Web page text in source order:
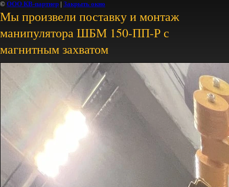
© ООО КВ-партнер | Закрыть окно
Мы произвели поставку и монтаж
манипулятора ШБМ 150-ПП-Р с
магнитным захватом